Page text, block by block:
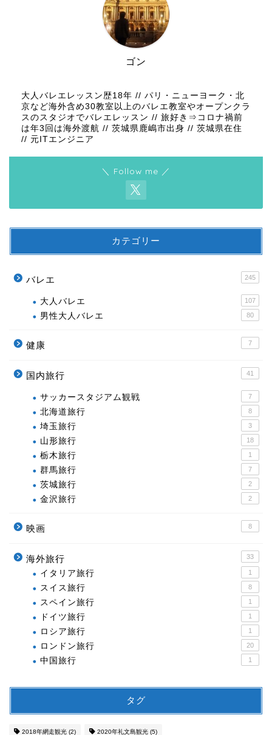
ゴン
大人バレエレッスン歴18年 // パリ・ニューヨーク・北
京など海外含め30教室以上のバレエ教室やオープンクラ
スのスタジオでバレエレッスン // 旅好き⇒コロナ禍前
は年3回は海外渡航 // 茨城県鹿嶋市出身 // 茨城県在住
// 元ITエンジニア
＼ Follow me ／
カテゴリー
バレエ 245
大人バレエ 107
男性大人バレエ 80
健康 7
国内旅行 41
サッカースタジアム観戦 7
北海道旅行 8
埼玉旅行 3
山形旅行 18
栃木旅行 1
群馬旅行 7
茨城旅行 2
金沢旅行 2
映画 8
海外旅行 33
イタリア旅行 1
スイス旅行 8
スペイン旅行 1
ドイツ旅行 1
ロシア旅行 1
ロンドン旅行 20
中国旅行 1
タグ
2018年網走観光 (2) 2020年礼文島観光 (5)